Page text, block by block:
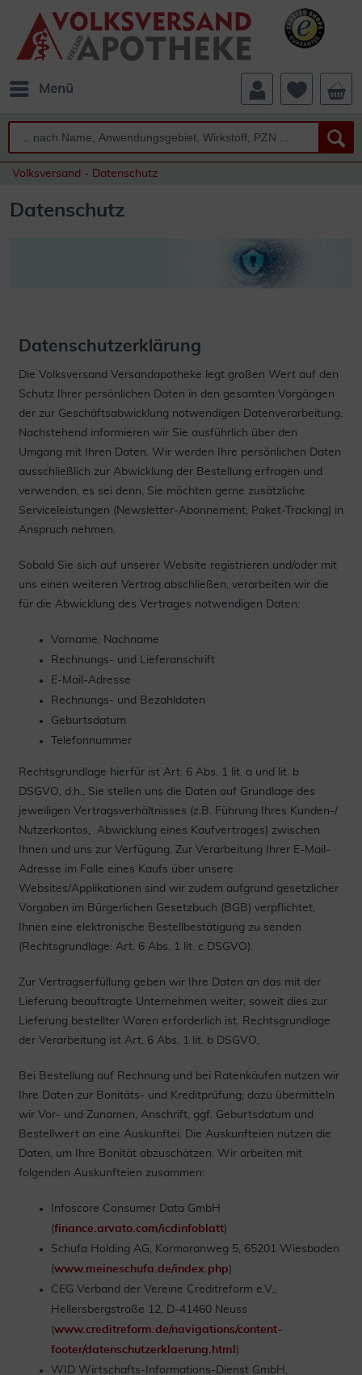
Menü
Volksversand - Datenschutz
Datenschutz
Datenschutzerklärung
Die Volksversand Versandapotheke legt großen Wert auf den
Schutz Ihrer persönlichen Daten in den gesamten Vorgängen
der zur Geschäftsabwicklung notwendigen Datenverarbeitung.
Nachstehend informieren wir Sie ausführlich über den
Umgang mit Ihren Daten. Wir werden Ihre persönlichen Daten
ausschließlich zur Abwicklung der Bestellung erfragen und
verwenden, es sei denn, Sie möchten gerne zusätzliche
Serviceleistungen (Newsletter-Abonnement, Paket-Tracking) in
Anspruch nehmen.
Sobald Sie sich auf unserer Website registrieren und/oder mit
uns einen weiteren Vertrag abschließen, verarbeiten wir die
für die Abwicklung des Vertrages notwendigen Daten:
Vorname, Nachname
Rechnungs- und Lieferanschrift
E-Mail-Adresse
Rechnungs- und Bezahldaten
Geburtsdatum
Telefonnummer
Rechtsgrundlage hierfür ist Art. 6 Abs. 1 lit. a und lit. b
DSGVO, d.h., Sie stellen uns die Daten auf Grundlage des
jeweiligen Vertragsverhältnisses (z.B. Führung Ihres Kunden-/
Nutzerkontos, Abwicklung eines Kaufvertrages) zwischen
Ihnen und uns zur Verfügung. Zur Verarbeitung Ihrer E-Mail-
Adresse im Falle eines Kaufs über unsere
Websites/Applikationen sind wir zudem aufgrund gesetzlicher
Vorgaben im Bürgerlichen Gesetzbuch (BGB) verpflichtet,
Ihnen eine elektronische Bestellbestätigung zu senden
(Rechtsgrundlage: Art. 6 Abs. 1 lit. c DSGVO).
Zur Vertragserfüllung geben wir Ihre Daten an das mit der
Lieferung beauftragte Unternehmen weiter, soweit dies zur
Lieferung bestellter Waren erforderlich ist. Rechtsgrundlage
der Verarbeitung ist Art. 6 Abs. 1 lit. b DSGVO.
Bei Bestellung auf Rechnung und bei Ratenkäufen nutzen wir
Ihre Daten zur Bonitäts- und Kreditprüfung; dazu übermitteln
wir Vor- und Zunamen, Anschrift, ggf. Geburtsdatum und
Bestellwert an eine Auskunftei. Die Auskunfteien nutzen die
Daten, um Ihre Bonität abzuschätzen. Wir arbeiten mit
folgenden Auskunfteien zusammen:
Infoscore Consumer Data GmbH
(finance.arvato.com/icdinfoblatt)
Schufa Holding AG, Kormoranweg 5, 65201 Wiesbaden
(www.meineschufa.de/index.php)
CEG Verband der Vereine Creditreform e.V.,
Hellersbergstraße 12, D-41460 Neuss
(www.creditreform.de/navigations/content-
footer/datenschutzerklaerung.html )
WID Wirtschafts-Informations-Dienst GmbH,